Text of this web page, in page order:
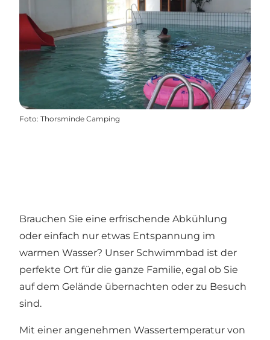
Foto: Thorsminde Camping
Brauchen Sie eine erfrischende Abkühlung
oder einfach nur etwas Entspannung im
warmen Wasser? Unser Schwimmbad ist der
perfekte Ort für die ganze Familie, egal ob Sie
auf dem Gelände übernachten oder zu Besuch
sind.
Mit einer angenehmen Wassertemperatur von